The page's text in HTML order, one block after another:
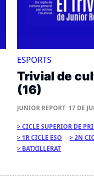
ESPORTS
Trivial de
(16)
JUNIOR REPORT 17 DE
CICLE SUPERIOR DE
1R CICLE ESO
2N
BATXILLERAT